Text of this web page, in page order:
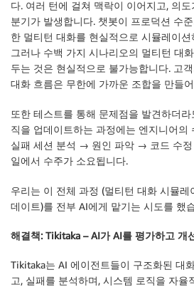
다. 여러 턴에 걸쳐 맥락이 이어지고, 의
분기가 발생합니다. 챗봇이 프로덕션 수
한 멀티턴 대화를 현실적으로 시뮬레이
그러나 수백 가지 시나리오의 멀티턴 대
두는 것은 현실적으로 불가능합니다. 고
대화 흐름은 무한에 가까운 조합을 만들
또한 테스트를 통해 문제점을 발견하더
직을 업데이트하는 과정에는 엔지니어의
실패 세션 분석 → 원인 파악 → 코드 수
일에서 수주가 소요됩니다.
우리는 이 전체 과정 (멀티턴 대화 시뮬레
데이트)를 전부 AI에게 맡기는 시도를 했
해결책: Tikitaka – AI가 AI를 평가하고 개
Tikitaka는 AI 에이전트들이 구조화된 대
고, 실패를 분석하며, 시스템 로직을 자율